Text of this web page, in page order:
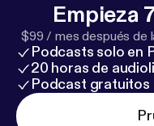
Empieza
$99 / mes después de
Podcasts solo en
20 horas de
Podcast gratuitos